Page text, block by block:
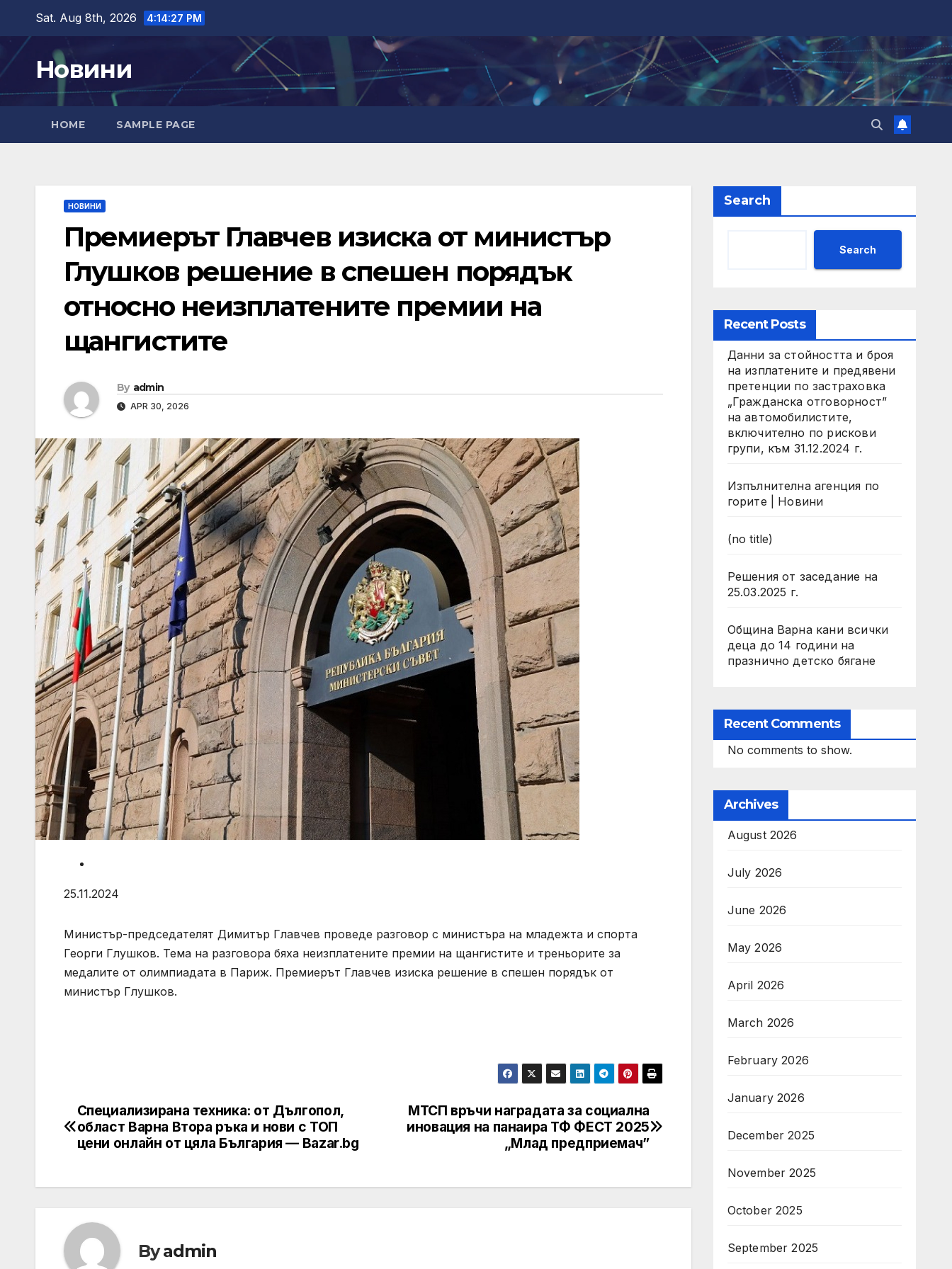
content
Sat. Aug 8th, 2026 4:14:28 PM
Новини
HOME SAMPLE PAGE
НОВИНИ
Премиерът Главчев изиска от министър
Глушков решение в спешен порядък
относно неизплатените премии на
щангистите
By admin
APR 30, 2026
25.11.2024
Министър-председателят Димитър Главчев проведе разговор с министъра на младежта и спорта
Георги Глушков. Тема на разговора бяха неизплатените премии на щангистите и треньорите за
медалите от олимпиадата в Париж. Премиерът Главчев изиска решение в спешен порядък от
министър Глушков.
Post
navigation
МТСП връчи наградата за социална
иновация на панаира ТФ ФЕСТ 2025
„Млад предприемач”
Специализирана техника: от Дългопол,
област Варна Втора ръка и нови с ТОП
цени онлайн от цяла България — Bazar.bg
Byadmin
Search
Search
Recent Posts
Данни за стойността и броя
на изплатените и предявени
претенции по застраховка
„Гражданска отговорност”
на автомобилистите,
включително по рискови
групи, към 31.12.2024 г.
Изпълнителна агенция по
горите | Новини
(no title)
Решения от заседание на
25.03.2025 г.
Община Варна кани всички
деца до 14 години на
празнично детско бягане
Recent Comments
No comments to show.
Archives
August 2026
July 2026
June 2026
May 2026
April 2026
March 2026
February 2026
January 2026
December 2025
November 2025
October 2025
September 2025